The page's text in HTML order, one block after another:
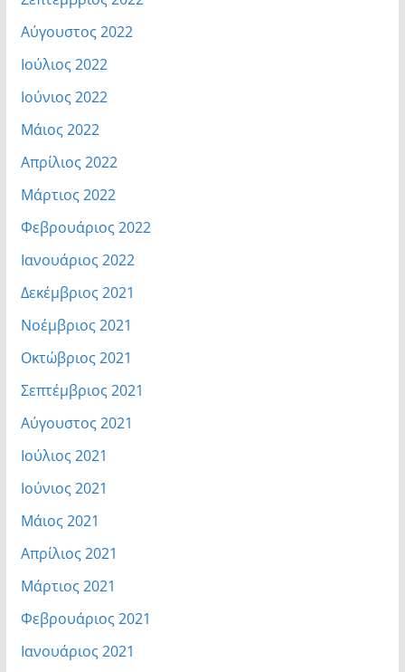
Αύγουστος 2022
Ιούλιος 2022
Ιούνιος 2022
Μάιος 2022
Απρίλιος 2022
Μάρτιος 2022
Φεβρουάριος 2022
Ιανουάριος 2022
Δεκέμβριος 2021
Νοέμβριος 2021
Οκτώβριος 2021
Σεπτέμβριος 2021
Αύγουστος 2021
Ιούλιος 2021
Ιούνιος 2021
Μάιος 2021
Απρίλιος 2021
Μάρτιος 2021
Φεβρουάριος 2021
Ιανουάριος 2021